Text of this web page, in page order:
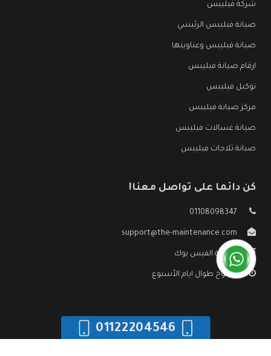
شركة فيليبس
صيانة فيليبس الرئيسي
صيانة فيليبس وعناوينها
ارقام صيانة فيليبس
توكيل فيليبس
مركز صيانة فيليبس
صيانة غسالات فيليبس
صيانة ثلاجات فيليبس
كن دائما على تواصل معنا!
01108098347
support@the-maintenance.com
صفحة الفيس بوك
مفتوح طوال ايام الأسبوع
01122204546